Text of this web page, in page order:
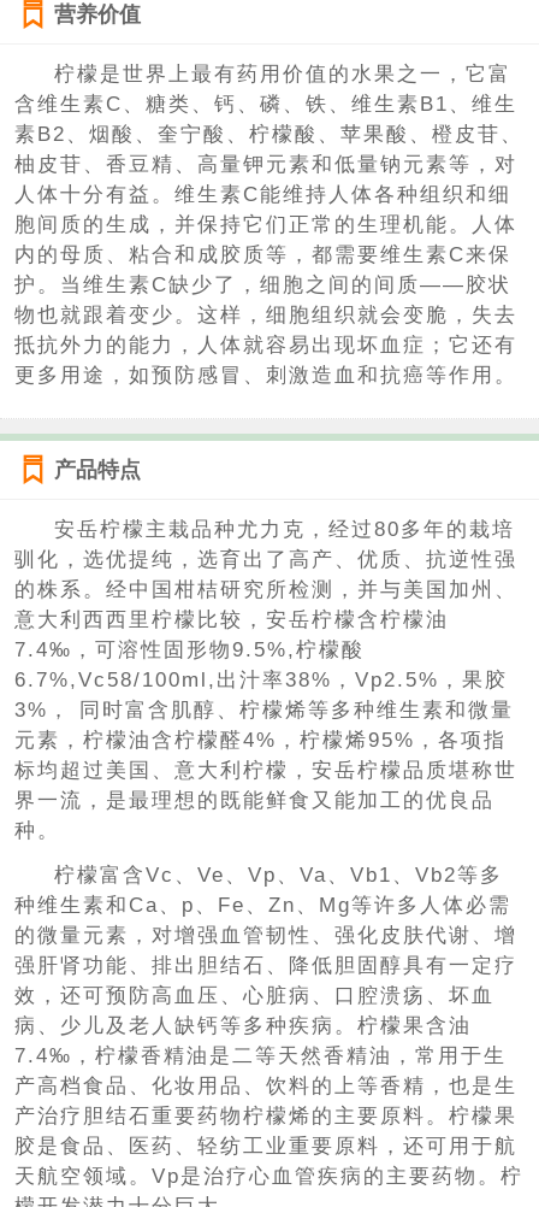
营养价值
柠檬是世界上最有药用价值的水果之一，它富
含维生素C、糖类、钙、磷、铁、维生素B1、维生
素B2、烟酸、奎宁酸、柠檬酸、苹果酸、橙皮苷、
柚皮苷、香豆精、高量钾元素和低量钠元素等，对
人体十分有益。维生素C能维持人体各种组织和细
胞间质的生成，并保持它们正常的生理机能。人体
内的母质、粘合和成胶质等，都需要维生素C来保
护。当维生素C缺少了，细胞之间的间质——胶状
物也就跟着变少。这样，细胞组织就会变脆，失去
抵抗外力的能力，人体就容易出现坏血症；它还有
更多用途，如预防感冒、刺激造血和抗癌等作用。
产品特点
安岳柠檬主栽品种尤力克，经过80多年的栽培
驯化，选优提纯，选育出了高产、优质、抗逆性强
的株系。经中国柑桔研究所检测，并与美国加州、
意大利西西里柠檬比较，安岳柠檬含柠檬油
7.4‰，可溶性固形物9.5%,柠檬酸
6.7%,Vc58/100ml,出汁率38%，Vp2.5%，果胶
3%， 同时富含肌醇、柠檬烯等多种维生素和微量
元素，柠檬油含柠檬醛4%，柠檬烯95%，各项指
标均超过美国、意大利柠檬，安岳柠檬品质堪称世
界一流，是最理想的既能鲜食又能加工的优良品
种。
柠檬富含Vc、Ve、Vp、Va、Vb1、Vb2等多
种维生素和Ca、p、Fe、Zn、Mg等许多人体必需
的微量元素，对增强血管韧性、强化皮肤代谢、增
强肝肾功能、排出胆结石、降低胆固醇具有一定疗
效，还可预防高血压、心脏病、口腔溃疡、坏血
病、少儿及老人缺钙等多种疾病。柠檬果含油
7.4‰，柠檬香精油是二等天然香精油，常用于生
产高档食品、化妆用品、饮料的上等香精，也是生
产治疗胆结石重要药物柠檬烯的主要原料。柠檬果
胶是食品、医药、轻纺工业重要原料，还可用于航
天航空领域。Vp是治疗心血管疾病的主要药物。柠